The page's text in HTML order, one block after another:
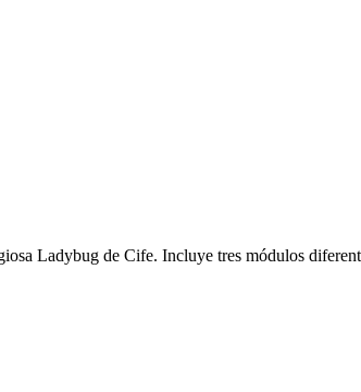
Ladybug de Cife. Incluye tres módulos